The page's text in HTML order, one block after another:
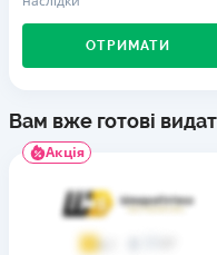
ОТРИМАТИ
Вам вже готові
Акція
4,1